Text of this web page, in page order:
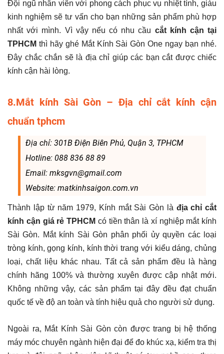
Đội ngũ nhân viên với phong cách phục vụ nhiệt tình, giàu
kinh nghiệm sẽ tư vấn cho bạn những sản phẩm phù hợp
nhất với mình. Vì vậy nếu có nhu cầu cắt kính cận tại
TPHCM thì hãy ghé Mắt Kính Sài Gòn One ngay bạn nhé.
Đây chắc chắn sẽ là địa chỉ giúp các bạn cắt được chiếc
kính cận hài lòng.
8.Mắt kính Sài Gòn – Địa chỉ cắt kính cận
chuẩn tphcm
Địa chỉ: 301B Điện Biên Phủ, Quận 3, TPHCM
Hotline: 088 836 88 89
Email: mksgvn@gmail.com
Website: matkinhsaigon.com.vn
Thành lập từ năm 1979, Kính mắt Sài Gòn là địa chỉ cắt
kính cận giá rẻ TPHCM có tiền thân là xí nghiệp mắt kính
Sài Gòn. Mắt kính Sài Gòn phân phối ủy quyền các loại
tròng kính, gọng kính, kính thời trang với kiểu dáng, chủng
loại, chất liệu khác nhau. Tất cả sản phẩm đều là hàng
chính hãng 100% và thường xuyên được cập nhật mới.
Không những vậy, các sản phẩm tại đây đều đạt chuẩn
quốc tế về độ an toàn và tính hiệu quả cho người sử dụng.
Ngoài ra, Mắt Kính Sài Gòn còn được trang bị hệ thống
máy móc chuyên ngành hiện đại để đo khúc xạ, kiểm tra thị